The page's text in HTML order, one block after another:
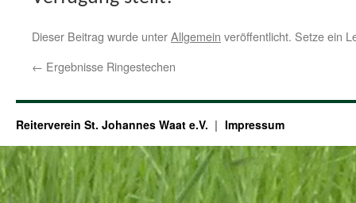
Dieser Beitrag wurde unterAllgemein veröffentlicht. Setze ein
← Ergebnisse Ringestechen
Reiterverein St. Johannes Waat e.V. Impressum